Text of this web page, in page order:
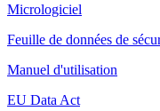
Micrologiciel
Feuille de données de
Manuel d'utilisation
EU Data Act